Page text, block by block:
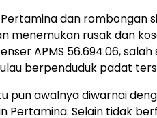
dan rombongan
menemukan rusak dan
APMS 56.694.06,
berpenduduk padat
pun awalnya diwarnai
Pertamina. Selain tidak